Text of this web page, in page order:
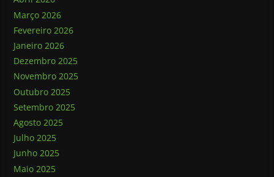
Março 2026
Fevereiro 2026
Janeiro 2026
Dezembro 2025
Novembro 2025
Outubro 2025
Setembro 2025
Agosto 2025
Julho 2025
Junho 2025
Maio 2025